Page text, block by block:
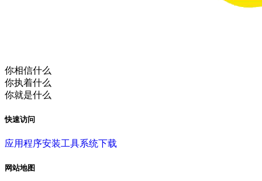
你相信什么
你执着什么
你就是什么
快速访问
应用程序安装工具系统下载
网站地图